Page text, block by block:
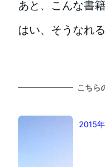
あと、こんな書
はい、そうなれ
こちら
2015